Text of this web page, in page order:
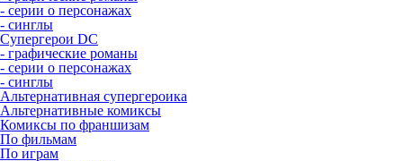
- серии о персонажах
- синглы
Супергерои DC
- графические романы
- серии о персонажах
- синглы
Альтернативная супергероика
Альтернативные комиксы
Комиксы по франшизам
По фильмам
По играм